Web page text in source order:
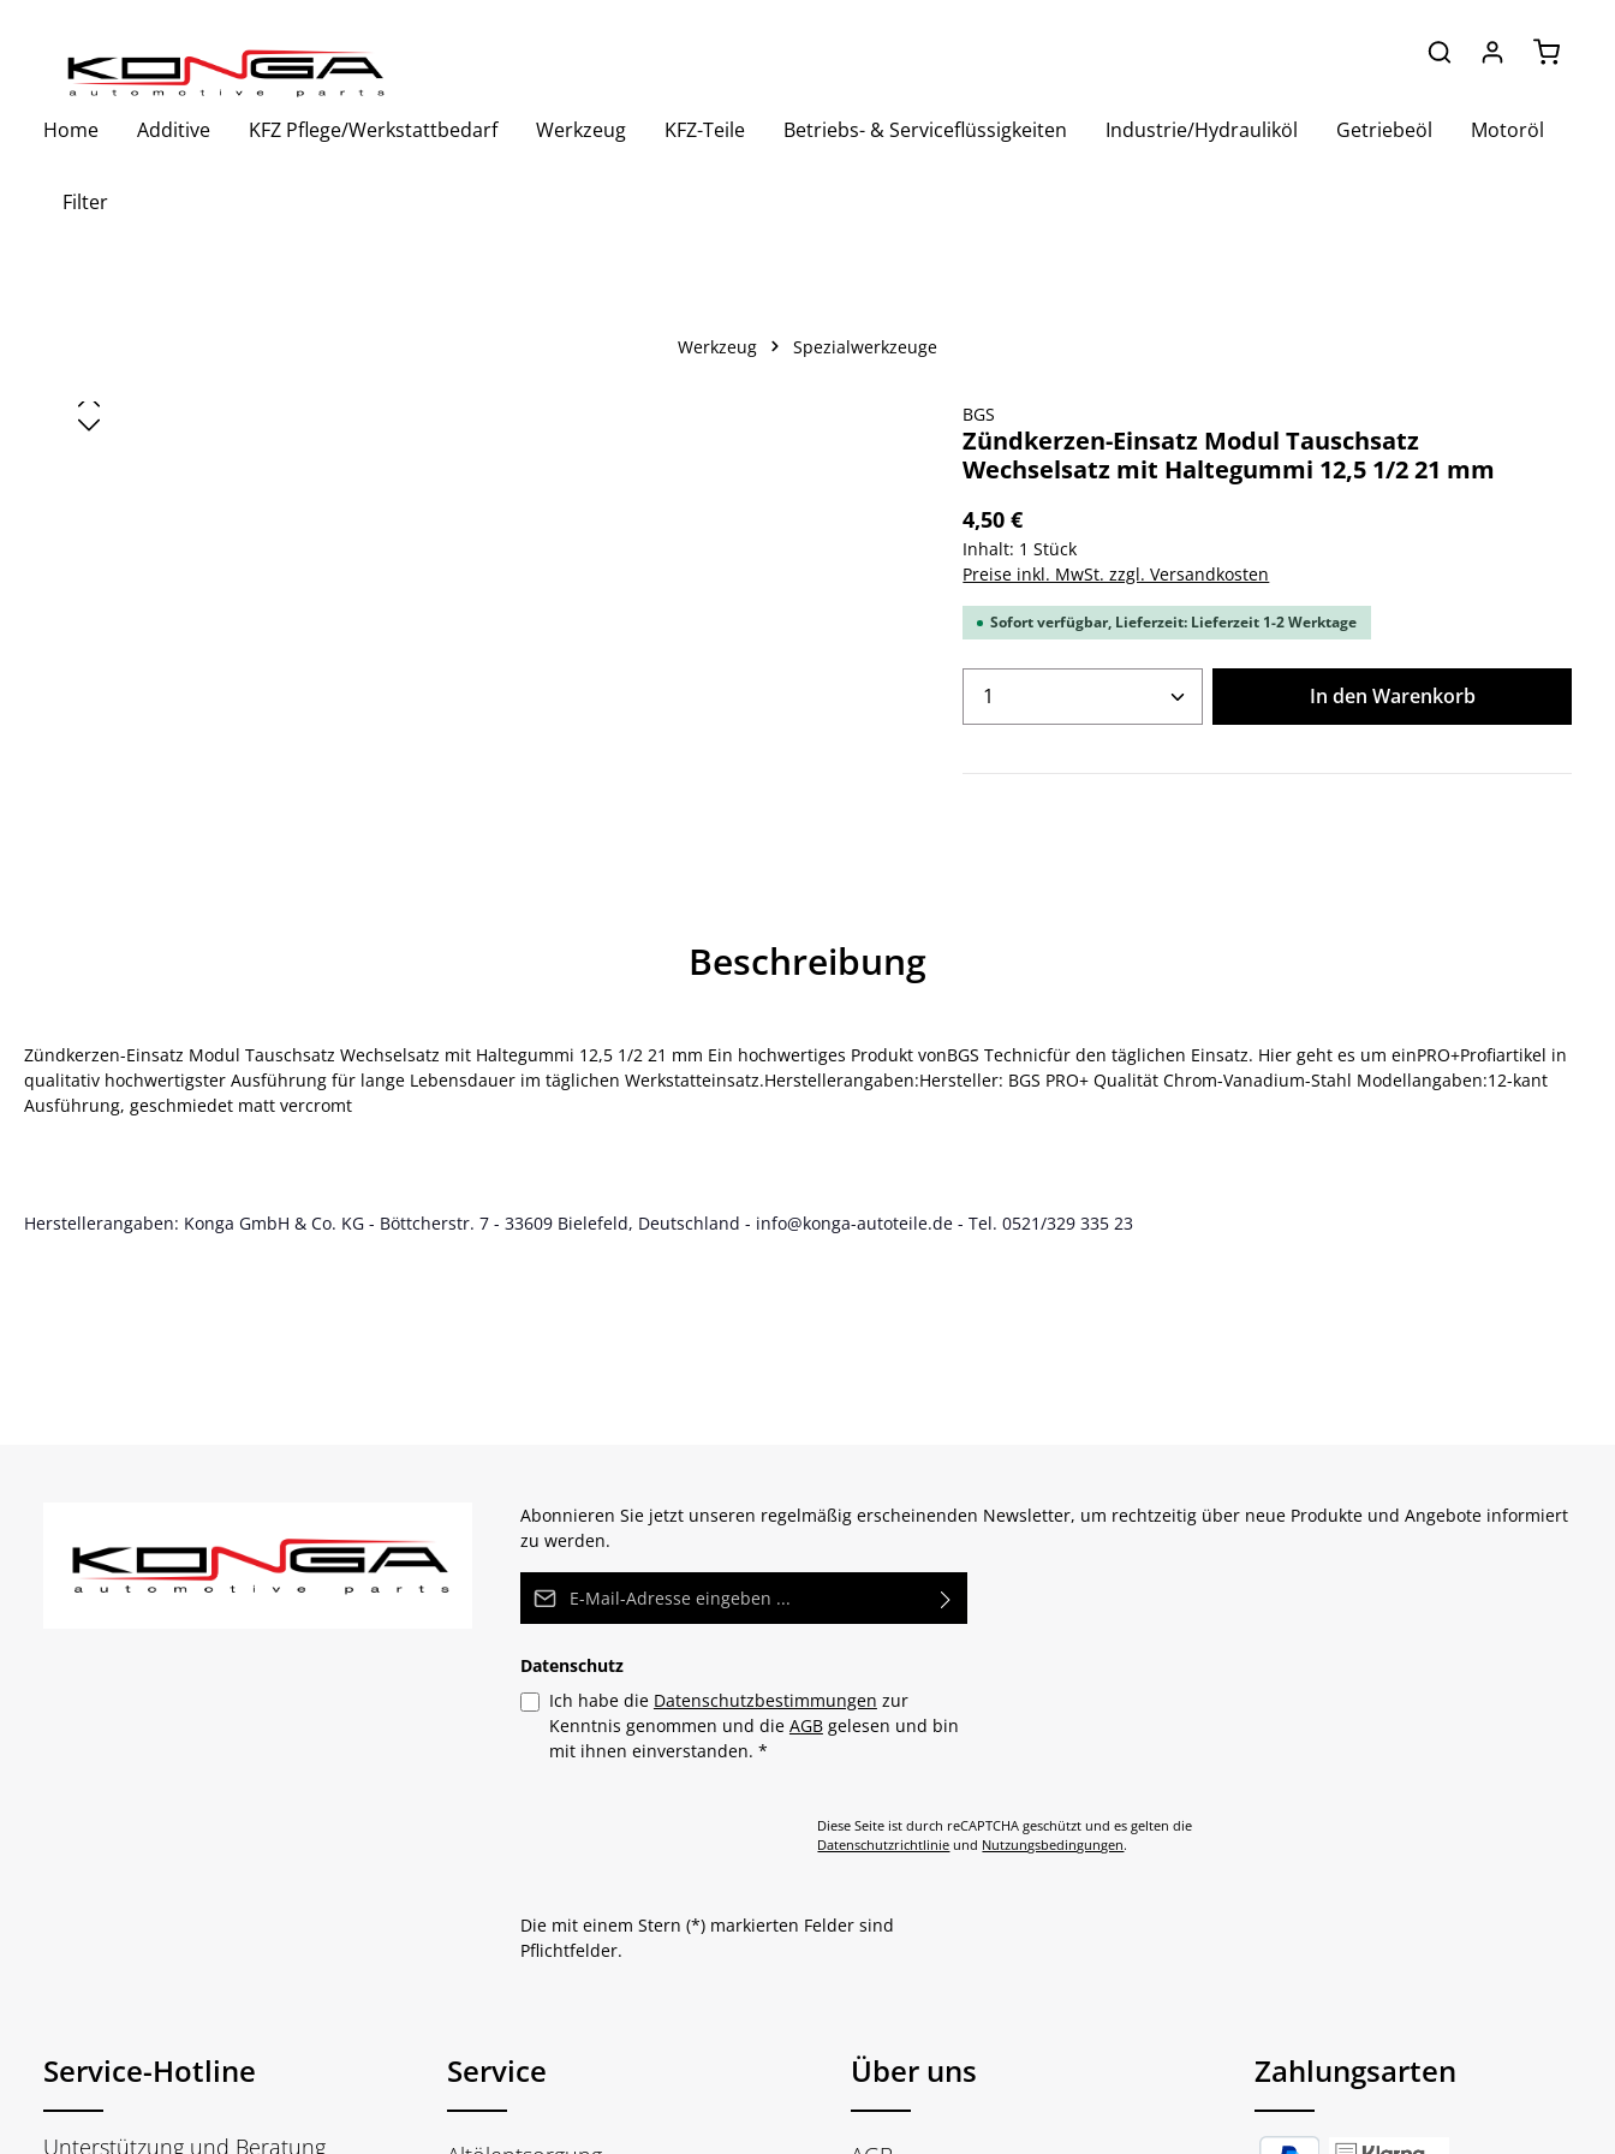
Home Additive KFZ Pflege/Werkstattbedarf Werkzeug KFZ-Teile Betriebs- & Serviceflüssigkeiten Industrie/Hydrauliköl Getriebeöl Motoröl
Filter
Werkzeug Spezialwerkzeuge
Bildergalerie überspringen BGS
Zündkerzen-Einsatz Modul Tauschsatz
Wechselsatz mit Haltegummi 12,5 1/2 21 mm
4,50 €
Inhalt: 1 Stück
Preise inkl. MwSt. zzgl. Versandkosten
Sofort verfügbar, Lieferzeit: Lieferzeit 1-2 Werktage
Produkt Anzahl: Gib den gewünschten Wert
In den Warenkorb
Beschreibung
Zündkerzen-Einsatz Modul Tauschsatz Wechselsatz mit Haltegummi 12,5 1/2 21 mm Ein hochwertiges Produkt vonBGS Technicfür den täglichen Einsatz. Hier geht es um einPRO+Profiartikel in
qualitativ hochwertigster Ausführung für lange Lebensdauer im täglichen Werkstatteinsatz.Herstellerangaben:Hersteller: BGS PRO+ Qualität Chrom-Vanadium-Stahl Modellangaben:12-kant
Ausführung, geschmiedet matt vercromt
Herstellerangaben: Konga GmbH & Co. KG - Böttcherstr. 7 - 33609 Bielefeld, Deutschland - info@konga-autoteile.de - Tel. 0521/329 335 23
Abonnieren Sie jetzt unseren regelmäßig erscheinenden Newsletter, um rechtzeitig über neue Produkte und Angebote informiert
zu werden.
E-Mail-Adresse*
Datenschutz
Ich habe die Datenschutzbestimmungen zur
Kenntnis genommen und die AGBgelesen und bin
mit ihnen einverstanden. *
Diese Seite ist durch reCAPTCHA geschützt und es gelten die
Datenschutzrichtlinie und Nutzungsbedingungen.
Die mit einem Stern (*) markierten Felder sind
Pflichtfelder.
Service-Hotline
Unterstützung und Beratung
Service Über uns Zahlungsarten